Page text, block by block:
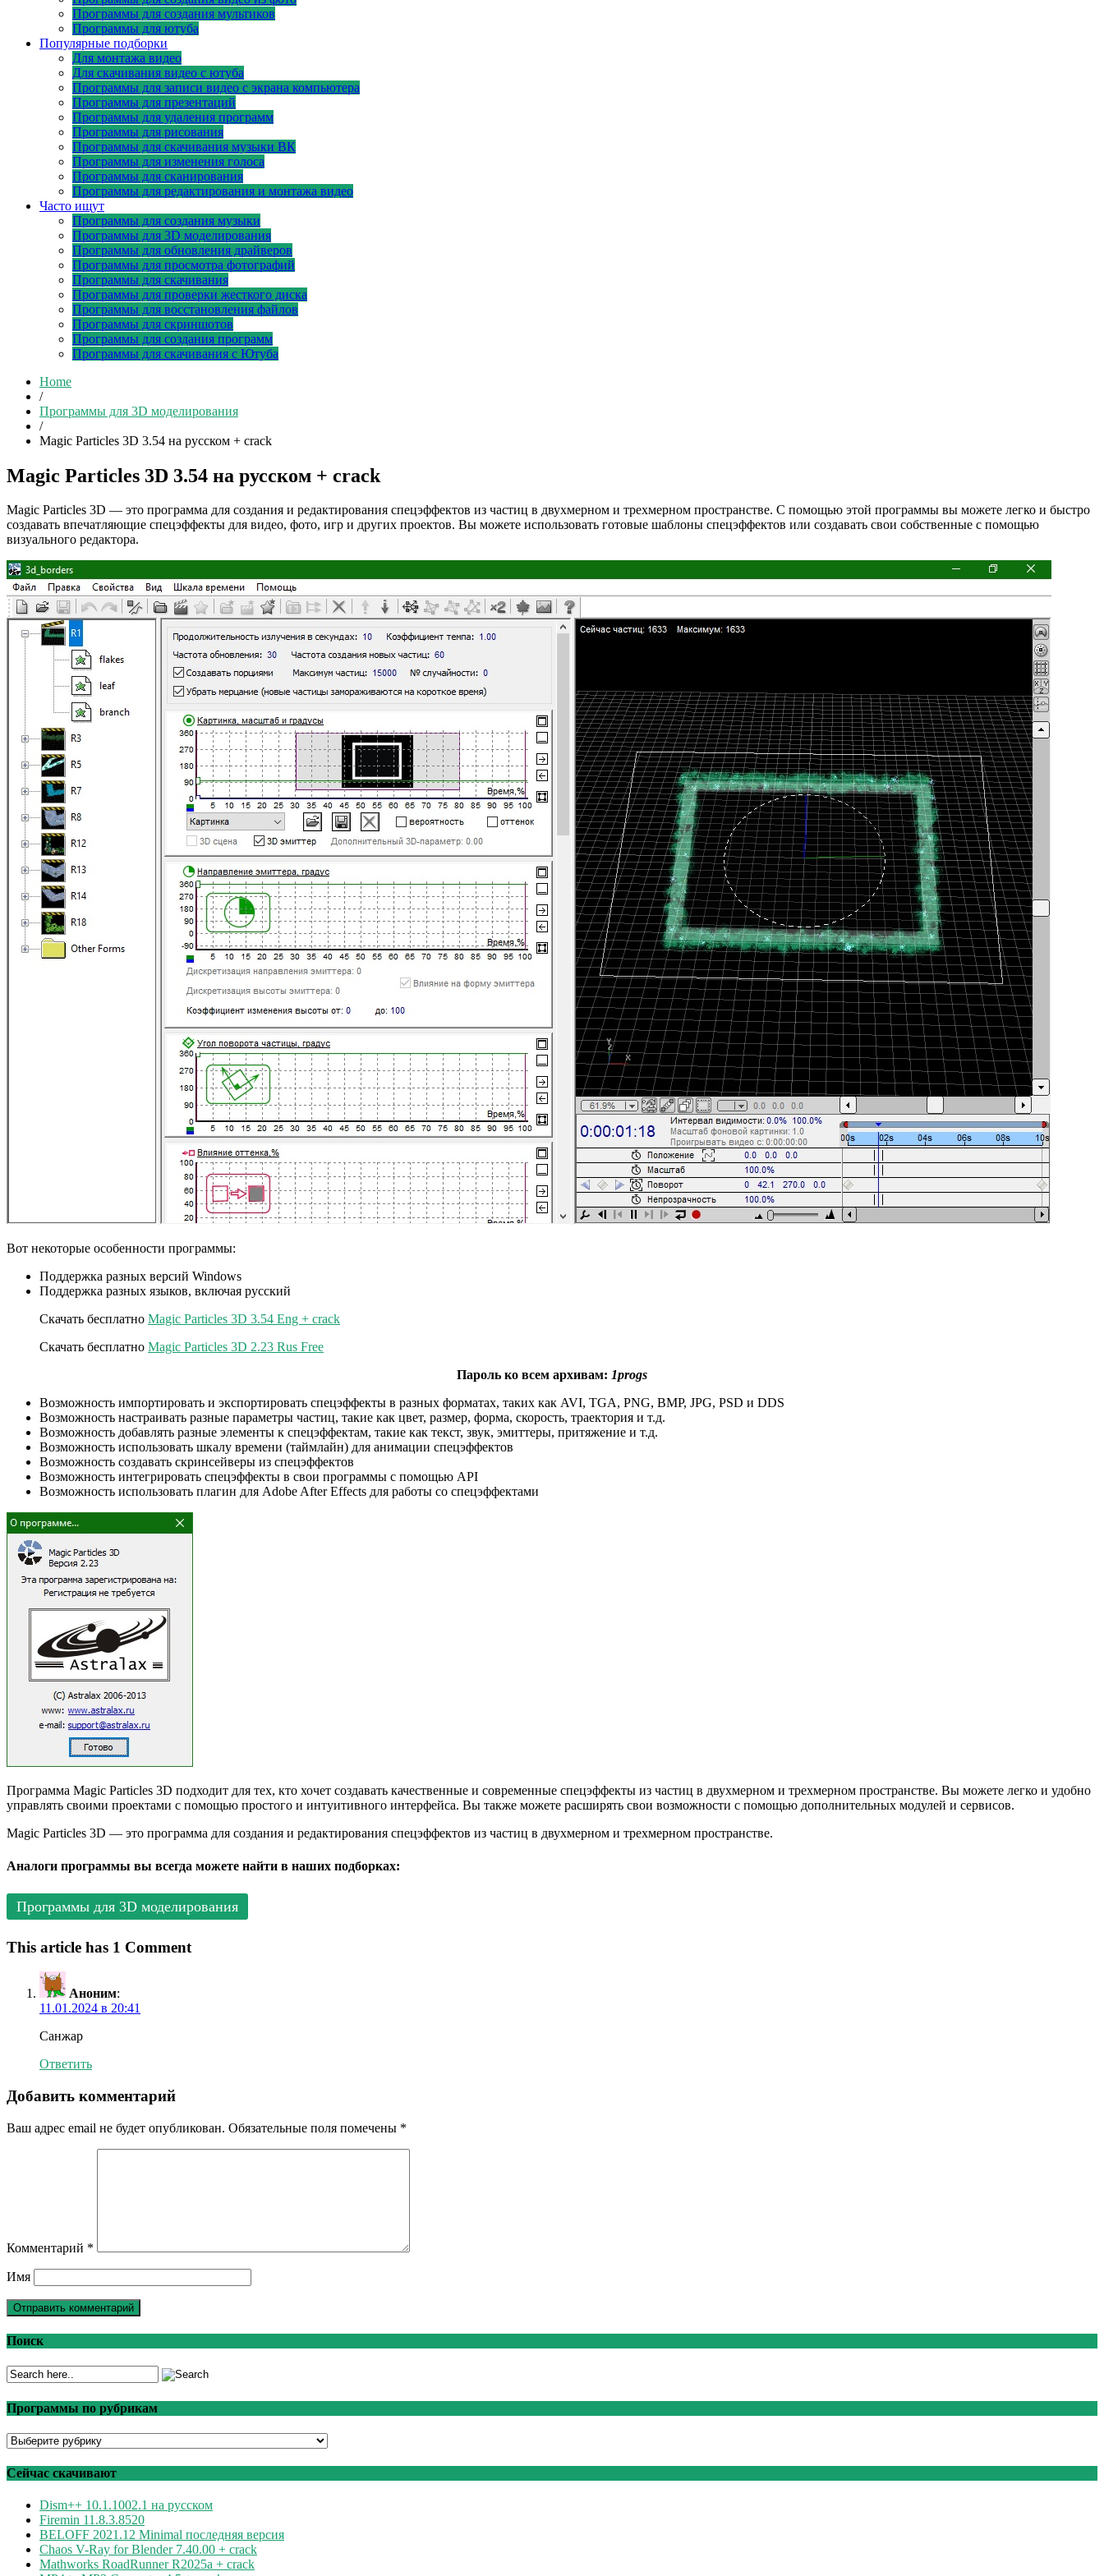
Программы для создания мультиков
Программы для ютуба
Популярные подборки
Для монтажа видео
Для скачивания видео с ютуба
Программы для записи видео с экрана компьютера
Программы для презентаций
Программы для удаления программ
Программы для рисования
Программы для скачивания музыки ВК
Программы для изменения голоса
Программы для сканирования
Программы для редактирования и монтажа видео
Часто ищут
Программы для создания музыки
Программы для 3D моделирования
Программы для обновления драйверов
Программы для просмотра фотографий
Программы для скачивания
Программы для проверки жесткого диска
Программы для восстановления файлов
Программы для скриншотов
Программы для создания программ
Программы для скачивания с Ютуба
Home
/
Программы для 3D моделирования
/
Magic Particles 3D 3.54 на русском + crack
Magic Particles 3D 3.54 на русском + crack
Magic Particles 3D — это программа для создания и редактирования спецэффектов из частиц в двухмерном и трехмерном пространстве. С помощью этой программы вы можете легко и быстро
создавать впечатляющие спецэффекты для видео, фото, игр и других проектов. Вы можете использовать готовые шаблоны спецэффектов или создавать свои собственные с помощью
визуального редактора.
Вот некоторые особенности программы:
Поддержка разных версий Windows
Поддержка разных языков, включая русский
Скачать бесплатно Magic Particles 3D 3.54 Eng + crack
Скачать бесплатно Magic Particles 3D 2.23 Rus Free
Пароль ко всем архивам: 1progs
Возможность импортировать и экспортировать спецэффекты в разных форматах, таких как AVI, TGA, PNG, BMP, JPG, PSD и DDS
Возможность настраивать разные параметры частиц, такие как цвет, размер, форма, скорость, траектория и т.д.
Возможность добавлять разные элементы к спецэффектам, такие как текст, звук, эмиттеры, притяжение и т.д.
Возможность использовать шкалу времени (таймлайн) для анимации спецэффектов
Возможность создавать скринсейверы из спецэффектов
Возможность интегрировать спецэффекты в свои программы с помощью API
Возможность использовать плагин для Adobe After Effects для работы со спецэффектами
Программа Magic Particles 3D подходит для тех, кто хочет создавать качественные и современные спецэффекты из частиц в двухмерном и трехмерном пространстве. Вы можете легко и удобно
управлять своими проектами с помощью простого и интуитивного интерфейса. Вы также можете расширять свои возможности с помощью дополнительных модулей и сервисов.
Magic Particles 3D — это программа для создания и редактирования спецэффектов из частиц в двухмерном и трехмерном пространстве.
Аналоги программы вы всегда можете найти в наших подборках:
Программы для 3D моделирования
This article has 1 Comment
Аноним:
11.01.2024 в 20:41
Санжар
Ответить
Добавить комментарий
Ваш адрес email не будет опубликован. Обязательные поля помечены *
Комментарий *
Имя
Поиск
Программы по рубрикам
Программы
рубрикам
Сейчас скачивают
Dism++ 10.1.1002.1 на русском
Firemin 11.8.3.8520
BELOFF 2021.12 Minimal последняя версия
Chaos V-Ray for Blender 7.40.00 + crack
Mathworks RoadRunner R2025a + crack